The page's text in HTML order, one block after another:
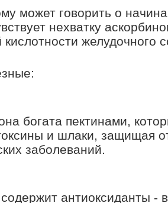
может говорить о
нехватку
желудочного
богата пектинами,
и шлаки, защищая
заболеваний.
антиоксиданты